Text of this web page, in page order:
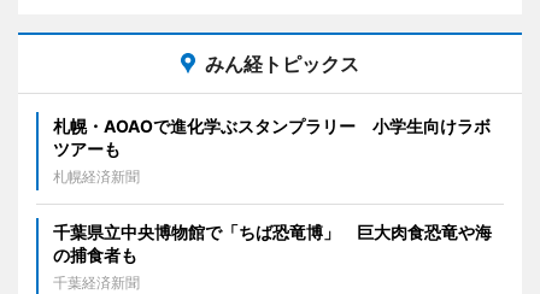
みん経トピックス
札幌・AOAOで進化学ぶスタンプラリー 小学生向けラボ
ツアーも
札幌経済新聞
千葉県立中央博物館で「ちば恐竜博」 巨大肉食恐竜や海
の捕食者も
千葉経済新聞